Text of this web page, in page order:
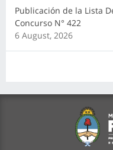
Publicación de la Lista
Concurso N° 422
6 August, 2026